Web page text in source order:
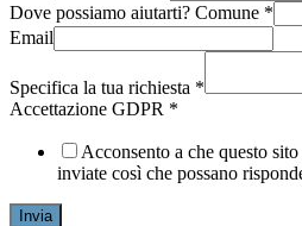
Dove possiamo aiutarti? Comune *
Email
Specifica la tua richiesta *
Recapito
Email
Accettazione GDPR *
Acconsento a che questo
inviate così che possano
Invia